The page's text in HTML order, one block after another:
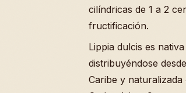
cilíndricas de 1 a 2
fructificación.
Lippia dulcis es
distribuyéndose
Caribe y